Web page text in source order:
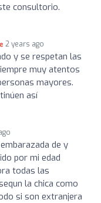
consultorio.
2 years ago
y se respetan las
muy atentos
mayores.
así
de y
por mi edad
todas las
la chica como
si son extranjera